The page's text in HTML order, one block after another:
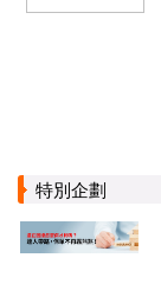
特別企劃